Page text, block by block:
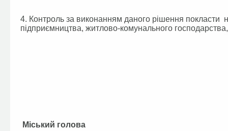
4. Контроль за виконанням даного рішення покласти
підприємництва, житлово-комунального
Міський голова А.П.